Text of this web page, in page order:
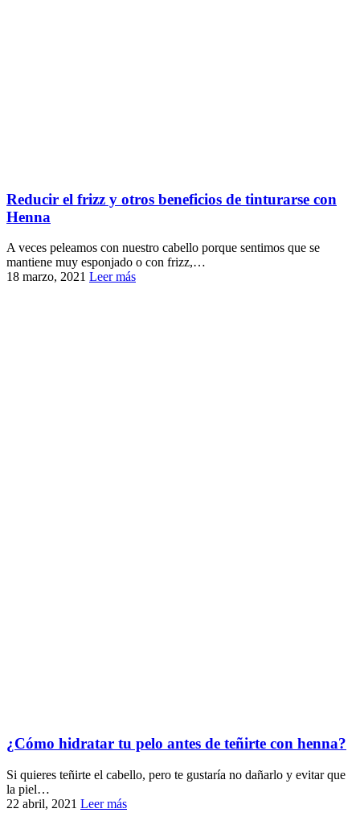
Reducir el frizz y otros beneficios de tinturarse con
Henna
A veces peleamos con nuestro cabello porque sentimos que se
mantiene muy esponjado o con frizz,…
18 marzo, 2021 Leer más
¿Cómo hidratar tu pelo antes de teñirte con henna?
Si quieres teñirte el cabello, pero te gustaría no dañarlo y evitar que
la piel…
22 abril, 2021 Leer más